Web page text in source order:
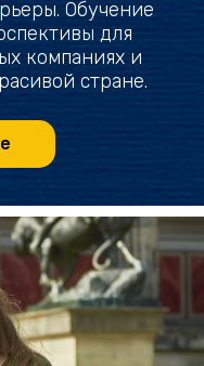
Обучение
для
компаниях и
стране.